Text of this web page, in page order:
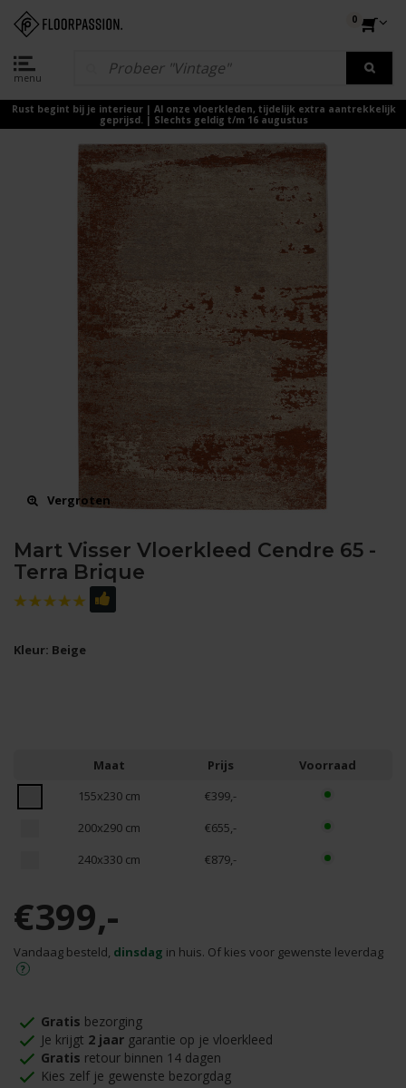
menu
0
Rust begint bij je interieur | Al onze vloerkleden, tijdelijk extra aantrekkelijk
geprijsd. | Slechts geldig t/m 16 augustus
Vergroten
Mart Visser Vloerkleed Cendre 65 -
Terra Brique
Kleur: Beige
Maat Prijs
Voorraad
155x230 cm
€399,-
200x290 cm
€655,-
240x330 cm
€879,-
€399,-
Vandaag besteld, dinsdag in huis. Of kies voor gewenste leverdag
Gratis bezorging
Je krijgt 2 jaar garantie op je vloerkleed
Gratis retour binnen 14 dagen
Kies zelf je gewenste bezorgdag